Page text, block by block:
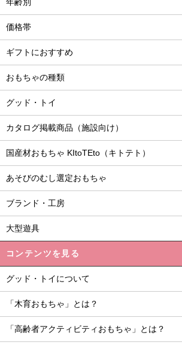
価格帯
ギフトにおすすめ
おもちゃの種類
グッド・トイ
カタログ掲載商品（施設向け）
国産材おもちゃ KItoTEto（キトテト）
あそびのむし選定おもちゃ
ブランド・工房
大型遊具
コンテンツを見る
グッド・トイについて
「木育おもちゃ」とは？
「高齢者アクティビティおもちゃ」とは？